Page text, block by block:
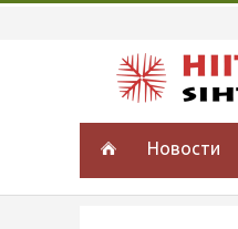
Новости